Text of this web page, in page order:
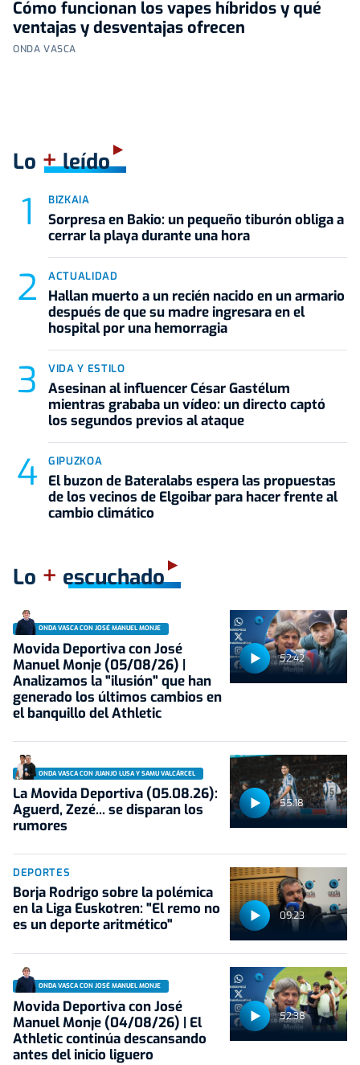
Cómo funcionan los vapes híbridos y qué
ventajas y desventajas ofrecen
ONDA VASCA
Lo +leído
BIZKAIA
Sorpresa en Bakio: un pequeño tiburón obliga a
cerrar la playa durante una hora
ACTUALIDAD
Hallan muerto a un recién nacido en un armario
después de que su madre ingresara en el
hospital por una hemorragia
VIDA Y ESTILO
Asesinan al influencer César Gastélum
mientras grababa un vídeo: un directo captó
los segundos previos al ataque
GIPUZKOA
El buzon de Bateralabs espera las propuestas
de los vecinos de Elgoibar para hacer frente al
cambio climático
Lo + escuchado
52:42
ONDA VASCA CON JOSÉ MANUEL MONJE
Movida Deportiva con José
Manuel Monje (05/08/26) |
Analizamos la "ilusión" que han
generado los últimos cambios en
el banquillo del Athletic
55:18
ONDA VASCA CON JUANJO LUSA Y SAMU VALCÁRCEL
La Movida Deportiva (05.08.26):
Aguerd, Zezé... se disparan los
rumores
09:23
DEPORTES
Borja Rodrigo sobre la polémica
en la Liga Euskotren: "El remo no
es un deporte aritmético"
52:38
ONDA VASCA CON JOSÉ MANUEL MONJE
Movida Deportiva con José
Manuel Monje (04/08/26) | El
Athletic continúa descansando
antes del inicio liguero